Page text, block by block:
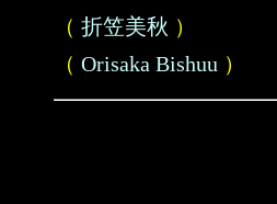
（ 折笠美秋 ）
（ Orisaka Bishuu ）